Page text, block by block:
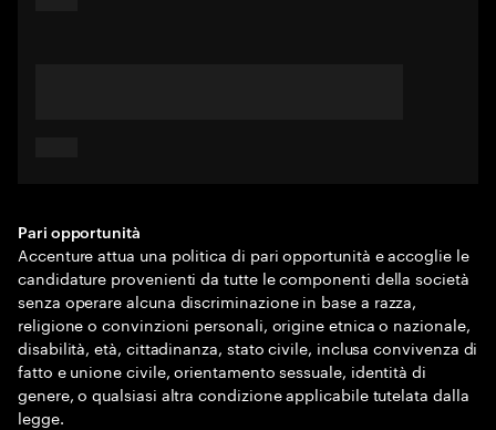
Pari opportunità
Accenture attua una politica di pari opportunità e accoglie le
candidature provenienti da tutte le componenti della società
senza operare alcuna discriminazione in base a razza,
religione o convinzioni personali, origine etnica o nazionale,
disabilità, età, cittadinanza, stato civile, inclusa convivenza di
fatto e unione civile, orientamento sessuale, identità di
genere, o qualsiasi altra condizione applicabile tutelata dalla
legge.